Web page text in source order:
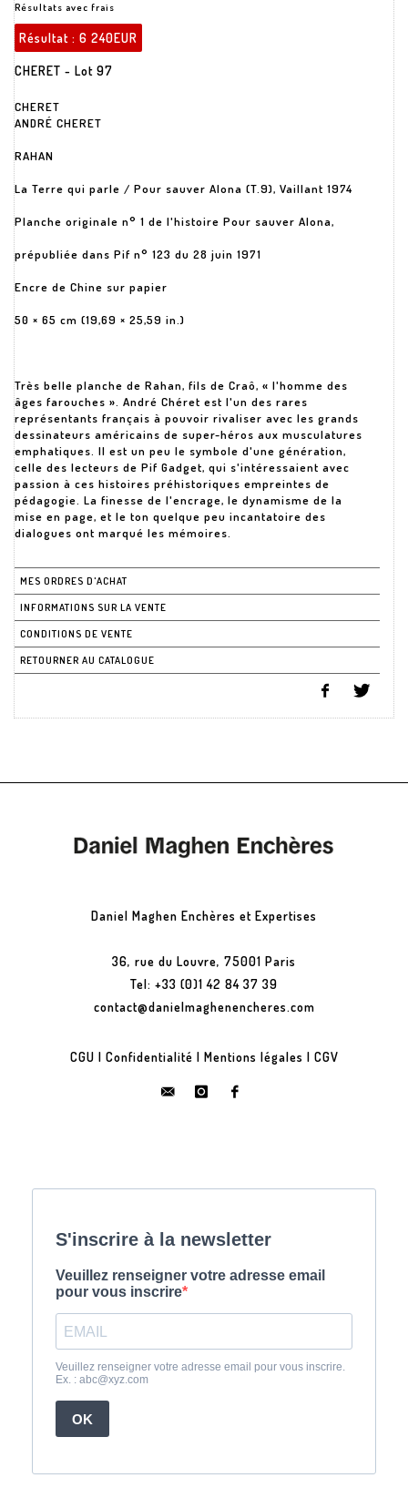
Résultats avec frais
Résultat : 6 240EUR
CHERET - Lot 97
CHERET
ANDRÉ CHERET
RAHAN
La Terre qui parle / Pour sauver Alona (T.9), Vaillant 1974
Planche originale n° 1 de l'histoire Pour sauver Alona,
prépubliée dans Pif n° 123 du 28 juin 1971
Encre de Chine sur papier
50 × 65 cm (19,69 × 25,59 in.)
Très belle planche de Rahan, fils de Craô, « l'homme des
âges farouches ». André Chéret est l'un des rares
représentants français à pouvoir rivaliser avec les grands
dessinateurs américains de super-héros aux musculatures
emphatiques. Il est un peu le symbole d'une génération,
celle des lecteurs de Pif Gadget, qui s'intéressaient avec
passion à ces histoires préhistoriques empreintes de
pédagogie. La finesse de l'encrage, le dynamisme de la
mise en page, et le ton quelque peu incantatoire des
dialogues ont marqué les mémoires.
MES ORDRES D'ACHAT
INFORMATIONS SUR LA VENTE
CONDITIONS DE VENTE
RETOURNER AU CATALOGUE
Daniel Maghen Enchères et Expertises
36, rue du Louvre, 75001 Paris
Tel: +33 (0)1 42 84 37 39
contact@danielmaghenencheres.com
CGU | Confidentialité | Mentions légales | CGV